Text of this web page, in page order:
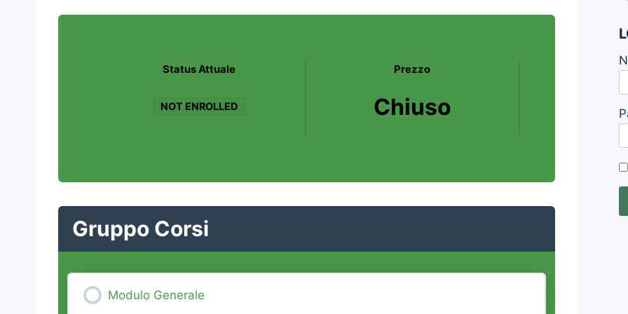
Status Attuale
NOT ENROLLED
Prezzo
Chiuso
Gruppo Corsi
Modulo Generale